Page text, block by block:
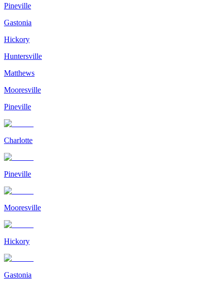
Pineville
Gastonia
Hickory
Huntersville
Matthews
Mooresville
Pineville
Charlotte
Pineville
Mooresville
Hickory
Gastonia